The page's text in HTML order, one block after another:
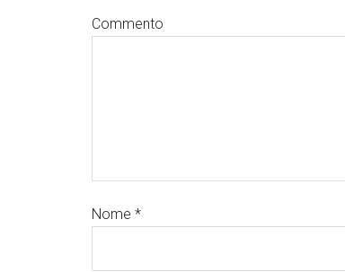
Commento
Nome *